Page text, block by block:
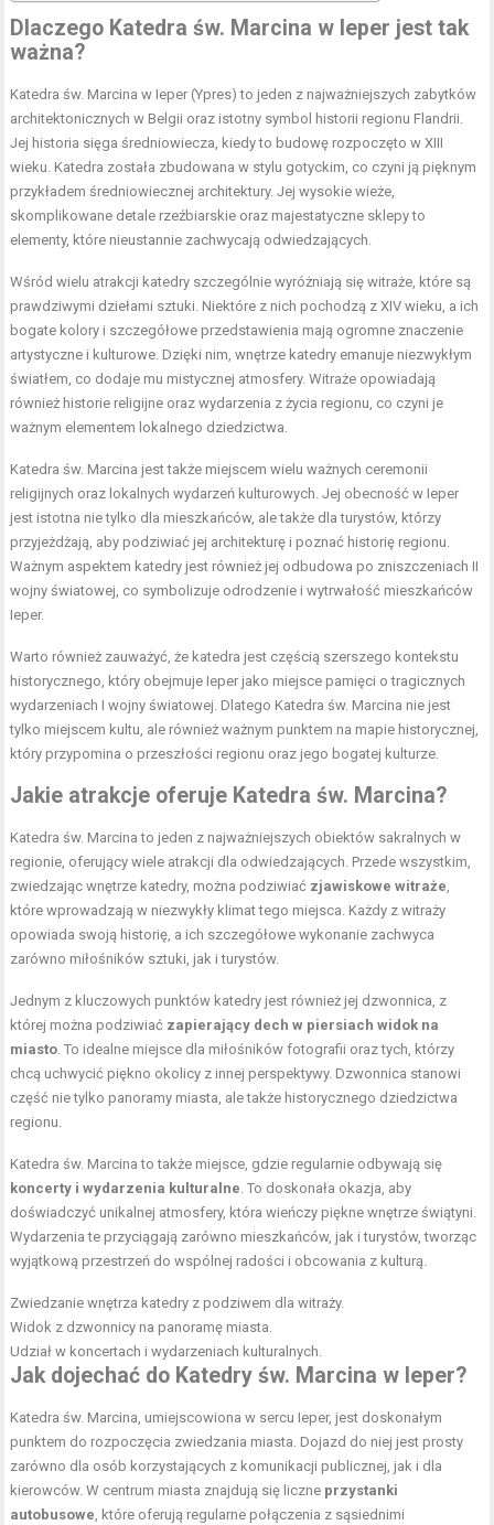
Dlaczego Katedra św. Marcina w Ieper jest tak
ważna?
Katedra św. Marcina w Ieper (Ypres) to jeden z najważniejszych zabytków
architektonicznych w Belgii oraz istotny symbol historii regionu Flandrii.
Jej historia sięga średniowiecza, kiedy to budowę rozpoczęto w XIII
wieku. Katedra została zbudowana w stylu gotyckim, co czyni ją pięknym
przykładem średniowiecznej architektury. Jej wysokie wieże,
skomplikowane detale rzeźbiarskie oraz majestatyczne sklepy to
elementy, które nieustannie zachwycają odwiedzających.
Wśród wielu atrakcji katedry szczególnie wyróżniają się witraże, które są
prawdziwymi dziełami sztuki. Niektóre z nich pochodzą z XIV wieku, a ich
bogate kolory i szczegółowe przedstawienia mają ogromne znaczenie
artystyczne i kulturowe. Dzięki nim, wnętrze katedry emanuje niezwykłym
światłem, co dodaje mu mistycznej atmosfery. Witraże opowiadają
również historie religijne oraz wydarzenia z życia regionu, co czyni je
ważnym elementem lokalnego dziedzictwa.
Katedra św. Marcina jest także miejscem wielu ważnych ceremonii
religijnych oraz lokalnych wydarzeń kulturowych. Jej obecność w Ieper
jest istotna nie tylko dla mieszkańców, ale także dla turystów, którzy
przyjeżdżają, aby podziwiać jej architekturę i poznać historię regionu.
Ważnym aspektem katedry jest również jej odbudowa po zniszczeniach II
wojny światowej, co symbolizuje odrodzenie i wytrwałość mieszkańców
Ieper.
Warto również zauważyć, że katedra jest częścią szerszego kontekstu
historycznego, który obejmuje Ieper jako miejsce pamięci o tragicznych
wydarzeniach I wojny światowej. Dlatego Katedra św. Marcina nie jest
tylko miejscem kultu, ale również ważnym punktem na mapie historycznej,
który przypomina o przeszłości regionu oraz jego bogatej kulturze.
Jakie atrakcje oferuje Katedra św. Marcina?
Katedra św. Marcina to jeden z najważniejszych obiektów sakralnych w
regionie, oferujący wiele atrakcji dla odwiedzających. Przede wszystkim,
zwiedzając wnętrze katedry, można podziwiać zjawiskowe witraże
które wprowadzają w niezwykły klimat tego miejsca. Każdy z witraży
opowiada swoją historię, a ich szczegółowe wykonanie zachwyca
zarówno miłośników sztuki, jak i turystów.
Jednym z kluczowych punktów katedry jest również jej dzwonnica, z
której można podziwiać zapierający dech w piersiach widok na
miasto . To idealne miejsce dla miłośników fotografii oraz tych, którzy
chcą uchwycić piękno okolicy z innej perspektywy. Dzwonnica stanowi
część nie tylko panoramy miasta, ale także historycznego dziedzictwa
regionu.
Katedra św. Marcina to także miejsce, gdzie regularnie odbywają się
koncerty i wydarzenia kulturalne . To doskonała okazja, aby
doświadczyć unikalnej atmosfery, która wieńczy piękne wnętrze świątyni.
Wydarzenia te przyciągają zarówno mieszkańców, jak i turystów, tworząc
wyjątkową przestrzeń do wspólnej radości i obcowania z kulturą.
Zwiedzanie wnętrza katedry z podziwem dla witraży.
Widok z dzwonnicy na panoramę miasta.
Udział w koncertach i wydarzeniach kulturalnych.
Jak dojechać do Katedry św. Marcina w Ieper?
Katedra św. Marcina, umiejscowiona w sercu Ieper, jest doskonałym
punktem do rozpoczęcia zwiedzania miasta. Dojazd do niej jest prosty
zarówno dla osób korzystających z komunikacji publicznej, jak i dla
kierowców. W centrum miasta znajdują się liczne przystanki
autobusowe , które oferują regularne połączenia z sąsiednimi